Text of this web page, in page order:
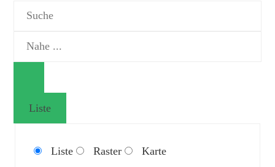
Liste
Anzeigetyp
Liste Raster Karte